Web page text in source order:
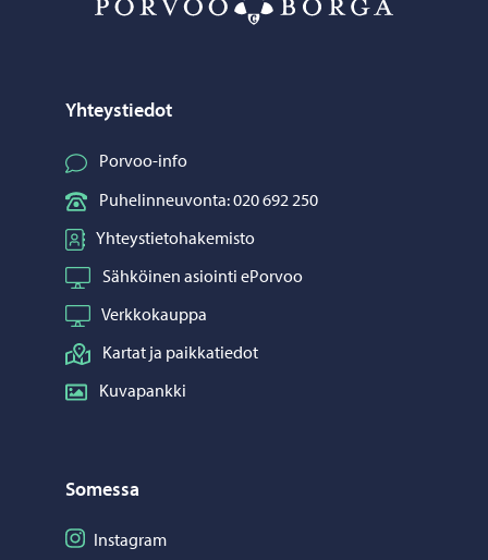
Yhteystiedot
Porvoo-info
Puhelinneuvonta: 020 692 250
Yhteystietohakemisto
Sähköinen asiointi ePorvoo
Verkkokauppa
Kartat ja paikkatiedot
Kuvapankki
Somessa
Seuraa Instagram
Instagram